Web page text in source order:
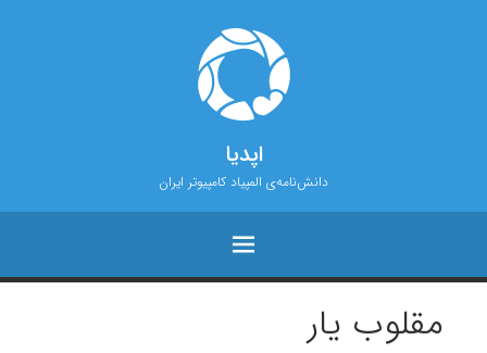
اپدیا
دانش‌نامه‌ی المپیاد کامپیوتر ایران
مقلوب یار